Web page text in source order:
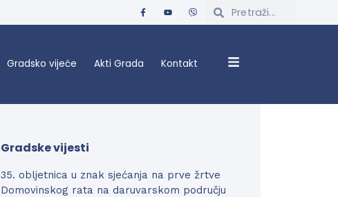
Gradsko vijeće Akti Grada Kontakt
Gradske vijesti
35. obljetnica u znak sjećanja na prve žrtve
Domovinskog rata na daruvarskom području